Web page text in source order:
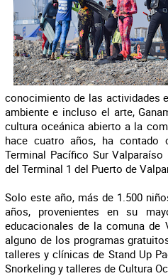
conocimiento de las actividades
ambiente e incluso el arte,
cultura oceánica abierto a la
hace cuatro años, ha contado
Terminal Pacífico Sur
del Terminal 1 del Puerto de
Solo este año, más de 1.500
años, provenientes en su
educacionales de la comuna de
alguno de los programas
talleres y clínicas de Stand Up
Snorkeling y talleres de Cultura